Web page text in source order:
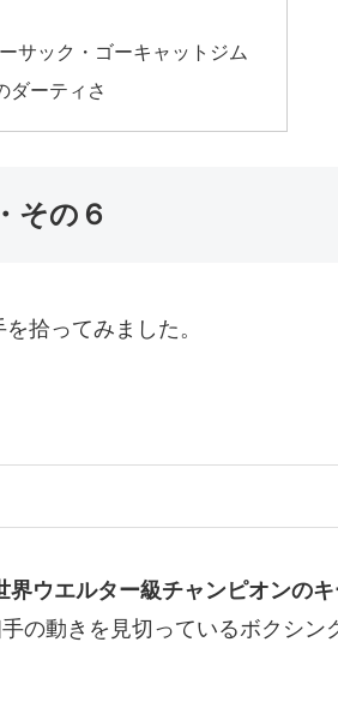
サック・ゴーキャットジム
ダーティさ
その６
拾ってみました。
ウエルター級チャンピオンの
の動きを見切っているボクシン